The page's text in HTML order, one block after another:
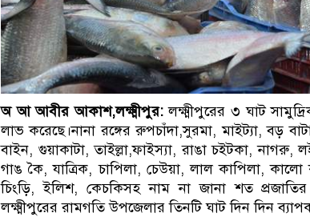
অ আ আবীর আকাশ,লক্ষ্মীপুর:​লক্ষ্মীপুরের ৩ ঘাট
লাভ করেছে।নানা রঙ্গের রুপচাঁদা,সুরমা, মাইট্যা, বড়
বাইন, গুয়াকাটা, তাইল্লা,ফাইস্যা,​ রাঙা চইটকা, নাগরু,​
গাঙ কৈ, যাত্রিক, চাপিলা, চেউয়া, লাল কাপিলা,
চিংড়ি, ইলিশ, কেচকিসহ নাম না জানা শত
লক্ষ্মীপুরের রামগতি উপজেলার তিনটি ঘাট দিন দিন